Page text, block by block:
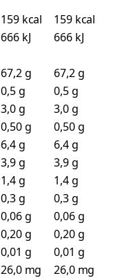
159 kcal
159 kcal
666 kJ
666 kJ
67,2 g
67,2 g
0,5 g
0,5 g
3,0 g
3,0 g
0,50 g
0,50 g
6,4 g
6,4 g
3,9 g
3,9 g
1,4 g
1,4 g
0,3 g
0,3 g
0,06 g
0,06 g
0,20 g
0,20 g
0,01 g
0,01 g
26,0 mg 26,0 mg